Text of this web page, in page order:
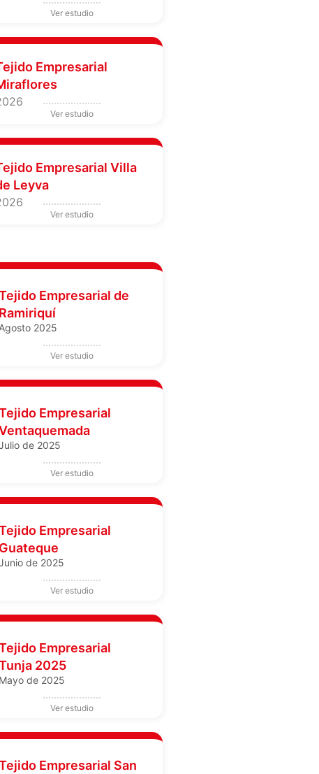
Empresarial
Empresarial Villa
Leyva
Empresarial de
Ramiriquí
Agosto 2025
Empresarial
de 2025
Empresarial
Guateque
de 2025
Empresarial
2025
Mayo de 2025
Empresarial San